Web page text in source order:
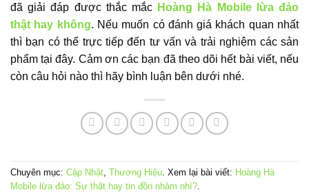
đã giải đáp được thắc mắc Hoàng Hà Mobile lừa đảo
thật hay không. Nếu muốn có đánh giá khách quan nhất
thì bạn có thể trực tiếp đến tư vấn và trải nghiệm các sản
phẩm tại đây. Cảm ơn các bạn đã theo dõi hết bài viết, nếu
còn câu hỏi nào thì hãy bình luận bên dưới nhé.
Chuyên mục: Cập Nhật Thương Hiệu . Xem lại bài viết: Hoàng Hà
Mobile lừa đảo: Sự thật hay tin đồn nhảm nhí?